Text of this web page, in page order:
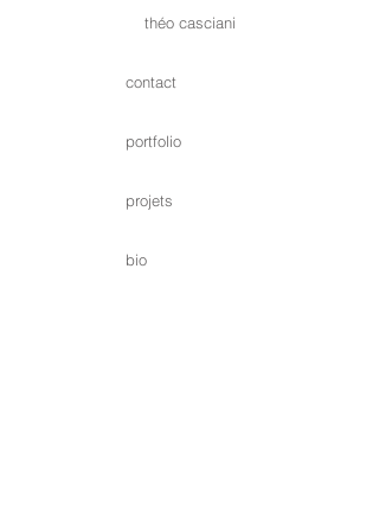
contact
théo casciani
portfolio
projets
bio